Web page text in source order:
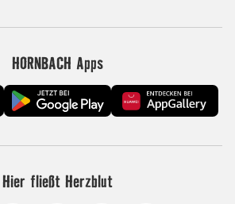
HORNBACH Apps
Hier fließt Herzblut